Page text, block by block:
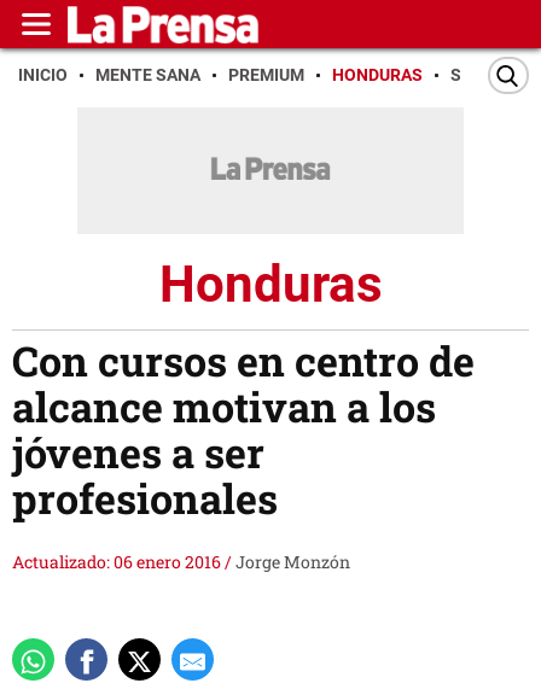
INICIO MENTE SANA PREMIUM HONDURAS SAN PEDRO
Honduras
Con cursos en centro de
alcance motivan a los
jóvenes a ser
profesionales
Actualizado: 06 enero 2016/Jorge Monzón